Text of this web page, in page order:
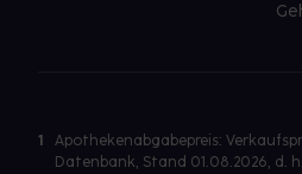
1
Apothekenabgabepreis:
Datenbank, Stand 01.08.2026, d.